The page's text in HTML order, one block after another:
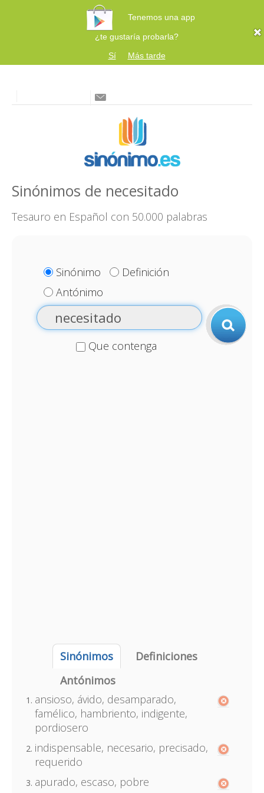
Tenemos una app
¿te gustaría probarla?
Sí
Más tarde
Sinónimos de necesitado
Tesauro en Español con 50.000 palabras
Sinónimo
Definición
Antónimo
Que contenga
Sinónimos
Definiciones
Antónimos
ansioso, ávido, desamparado,
famélico, hambriento, indigente,
pordiosero
indispensable, necesario, precisado,
requerido
apurado, escaso, pobre